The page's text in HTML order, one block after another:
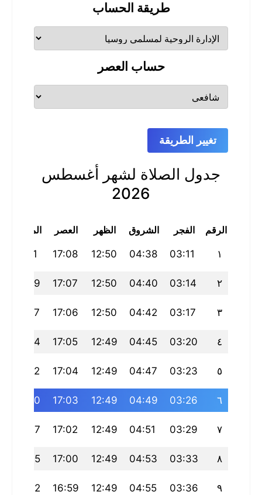
طريقة الحساب
حساب العصر
تغيير الطريقة
جدول الصلاة لشهر أغسطس
2026
الرقم الفجر الشروق الظهر العصر المغرب
١ 03:11
04:38
12:50
17:08
21:01
٢ 03:14
04:40
12:50
17:07
20:59
٣ 03:17
04:42
12:50
17:06
20:57
٤ 03:20
04:45
12:49
17:05
20:54
٥ 03:23
04:47
12:49
17:04
20:52
٦ 03:26
04:49
12:49
17:03
20:50
٧ 03:29
04:51
12:49
17:02
20:47
٨ 03:33
04:53
12:49
17:00
20:45
٩ 03:36
04:55
12:49
16:59
20:42